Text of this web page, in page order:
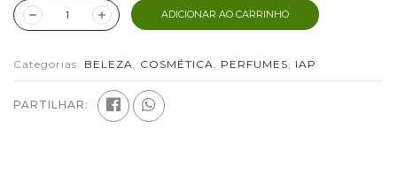
ADICIONAR AO CARRINHO
Categorias: BELEZA COSMÉTICA PERFUMES IAP
PARTILHAR: